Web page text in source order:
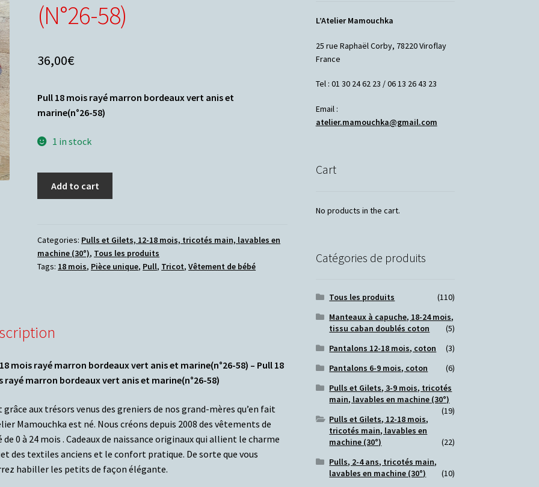
(N°26-58)
36,00€
Pull 18 mois rayé marron bordeaux vert anis et
marine(n°26-58)
1 in stock
Add to cart
Categories: Pulls et Gilets, 12-18 mois, tricotés main, lavables en
machine (30°), Tous les produits
Tags: 18 mois, Pièce unique, Pull, Tricot,Vêtement de bébé
mois rayé marron bordeaux vert anis et marine(n°26-58) – Pull 18
rayé marron bordeaux vert anis et marine(n°26-58)
grâce aux trésors venus des greniers de nos grand-mères qu’en fait
Mamouchka est né. Nous créons depuis 2008 des vêtements de
de 0 à 24 mois . Cadeaux de naissance originaux qui allient le charme
des textiles anciens et le confort pratique. De sorte que vous
habiller les petits de façon élégante.
L’Atelier Mamouchka
25 rue Raphaël Corby, 78220 Viroflay
France
Tel : 01 30 24 62 23 / 06 13 26 43 23
Email :
atelier.mamouchka@gmail.com
Cart
No products in the cart.
Catégories de produits
Tous les produits
(110)
Manteaux à capuche, 18-24 mois,
tissu caban doublés coton
(5)
Pantalons 12-18 mois, coton
(3)
Pantalons 6-9 mois, coton
(6)
Pulls et Gilets, 3-9 mois, tricotés
main, lavables en machine (30°)
(19)
Pulls et Gilets, 12-18 mois,
tricotés main, lavables en
machine (30°)
(22)
Pulls, 2-4 ans, tricotés main,
lavables en machine (30°)
(10)